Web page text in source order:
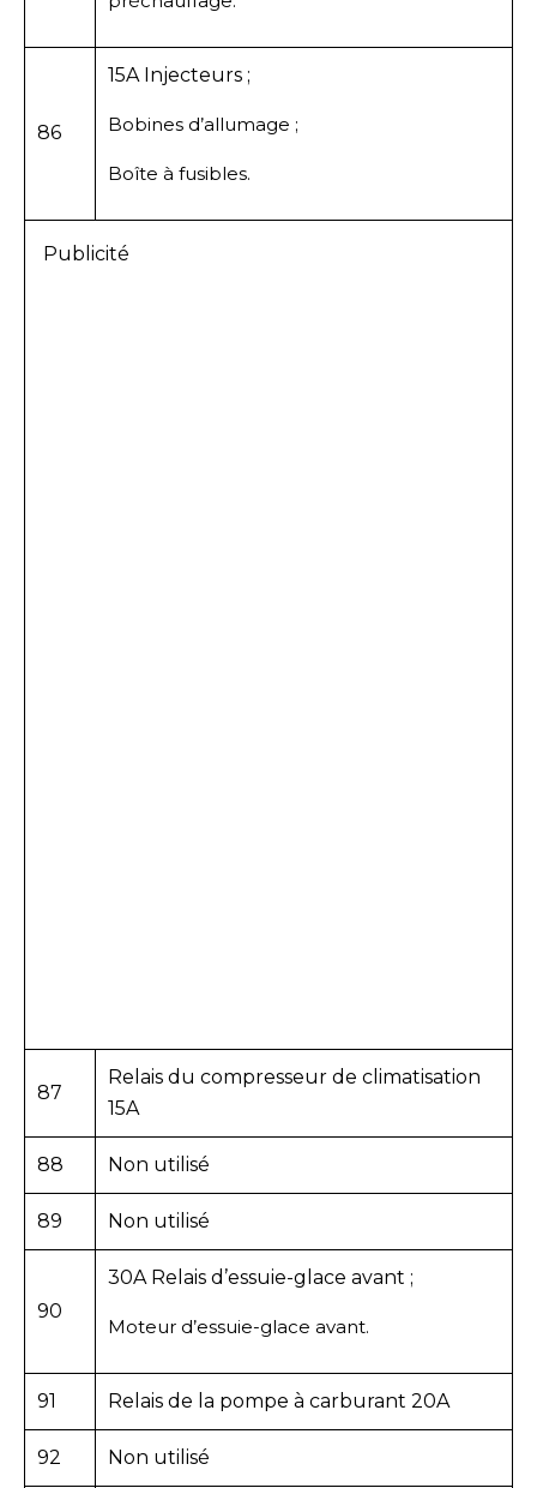
86
15A Injecteurs ;
Bobines d’allumage ;
Boîte à fusibles.
Publicité
87
Relais du compresseur de climatisation
15A
88 Non utilisé
89 Non utilisé
90
30A Relais d’essuie-glace avant ;
Moteur d’essuie-glace avant.
91 Relais de la pompe à carburant 20A
92 Non utilisé